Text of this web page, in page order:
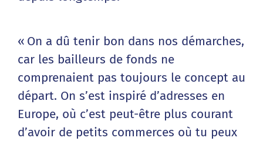
« On a dû tenir bon dans nos démarches,
car les bailleurs de fonds ne
comprenaient pas toujours le concept au
départ. On s’est inspiré d’adresses en
Europe, où c’est peut-être plus courant
d’avoir de petits commerces où tu peux